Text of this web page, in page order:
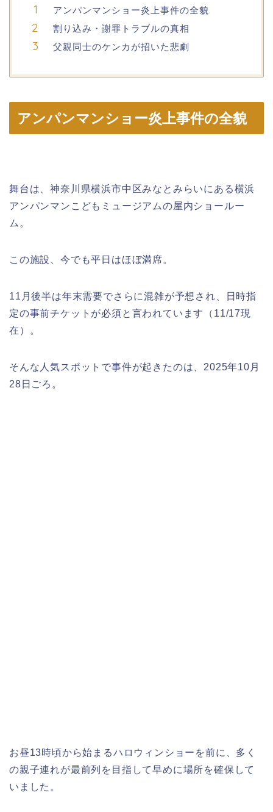
アンパンマンショー炎上事件の全貌
割り込み・謝罪トラブルの真相
父親同士のケンカが招いた悲劇
アンパンマンショー炎上事件の全貌
舞台は、神奈川県横浜市中区みなとみらいにある横浜
アンパンマンこどもミュージアムの屋内ショールー
ム。
この施設、今でも平日はほぼ満席。
11月後半は年末需要でさらに混雑が予想され、日時指
定の事前チケットが必須と言われています（11/17現
在）。
そんな人気スポットで事件が起きたのは、2025年10月
28日ごろ。
お昼13時頃から始まるハロウィンショーを前に、多く
の親子連れが最前列を目指して早めに場所を確保して
いました。